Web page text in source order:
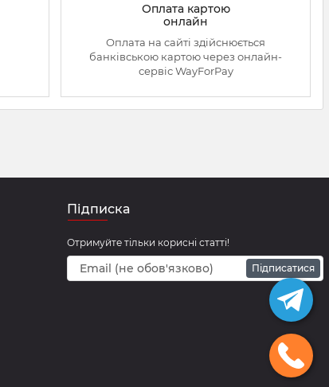
Оплата картою
онлайн
Оплата на сайті здійснюється
банківською картою через онлайн-
сервіс WayForPay
Підписка
Отримуйте тільки корисні статті!
Підписатися